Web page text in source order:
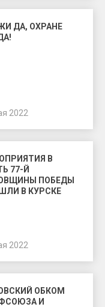
ДА, ОХРАНЕ
2022
В
77-Й
ПОБЕДЫ
В КУРСКЕ
2022
ОБКОМ
И